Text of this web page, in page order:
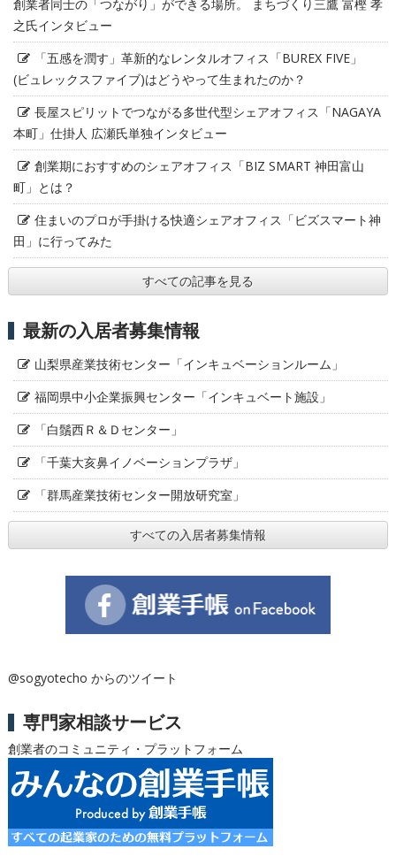
創業者同士の「つながり」ができる場所。 まちづくり三鷹 富樫 孝
之氏インタビュー
「五感を潤す」革新的なレンタルオフィス「BUREX FIVE」
(ビュレックスファイブ)はどうやって生まれたのか？
長屋スピリットでつながる多世代型シェアオフィス「NAGAYA
本町」仕掛人 広瀬氏単独インタビュー
創業期におすすめのシェアオフィス「BIZ SMART 神田富山
町」とは？
住まいのプロが手掛ける快適シェアオフィス「ビズスマート神
田」に行ってみた
すべての記事を見る
最新の入居者募集情報
山梨県産業技術センター「インキュベーションルーム」
福岡県中小企業振興センター「インキュベート施設」
「白鬚西Ｒ＆Ｄセンター」
「千葉大亥鼻イノベーションプラザ」
「群馬産業技術センター開放研究室」
すべての入居者募集情報
@sogyotecho からのツイート
専門家相談サービス
創業者のコミュニティ・プラットフォーム